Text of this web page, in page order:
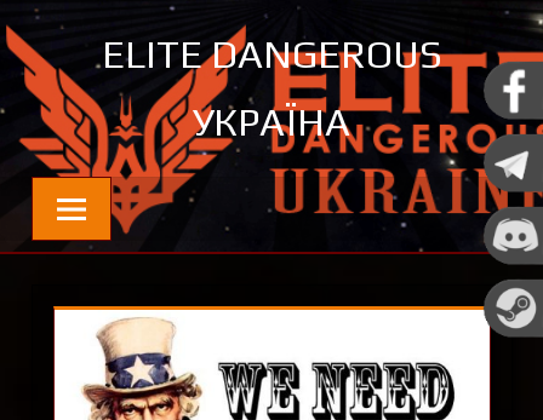
Перейти
до
контенту
ELITE DANGEROUS
УКРАЇНА
Новини та цікавинки про Elite Dangerous